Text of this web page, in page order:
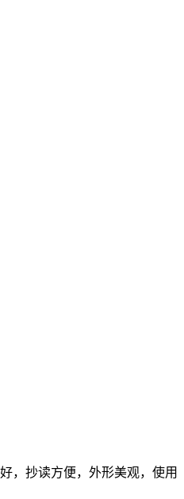
，抄读方便，外形美观，使用